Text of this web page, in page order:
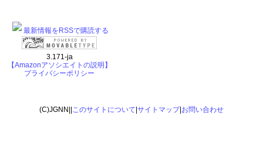
最新情報をRSSで購読する
3.171-ja
【Amazonアソシエイトの説明】
プライバシーポリシー
(C)JGNN|| このサイトについて サイトマップ| お問い合わせ